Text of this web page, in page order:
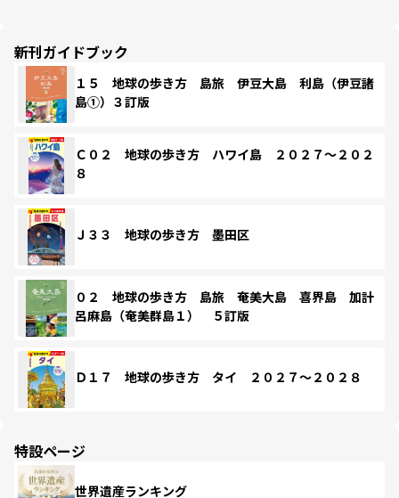
新刊ガイドブック
１５ 地球の歩き方 島旅 伊豆大島 利島（伊豆諸
島①）３訂版
Ｃ０２ 地球の歩き方 ハワイ島 ２０２７～２０２
８
Ｊ３３ 地球の歩き方 墨田区
０２ 地球の歩き方 島旅 奄美大島 喜界島 加計
呂麻島（奄美群島１） ５訂版
Ｄ１７ 地球の歩き方 タイ ２０２７～２０２８
特設ページ
世界遺産ランキング